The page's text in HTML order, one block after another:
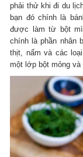
phải thử khi đi du
bạn đó chính là
được làm từ bột mì
chính là phần nhân
thịt, nấm và các
một lớp bột mỏng